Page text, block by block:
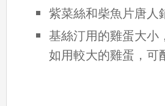
紫菜絲和柴魚片唐人
基絲汀用的雞蛋大小
如用較大的雞蛋，可